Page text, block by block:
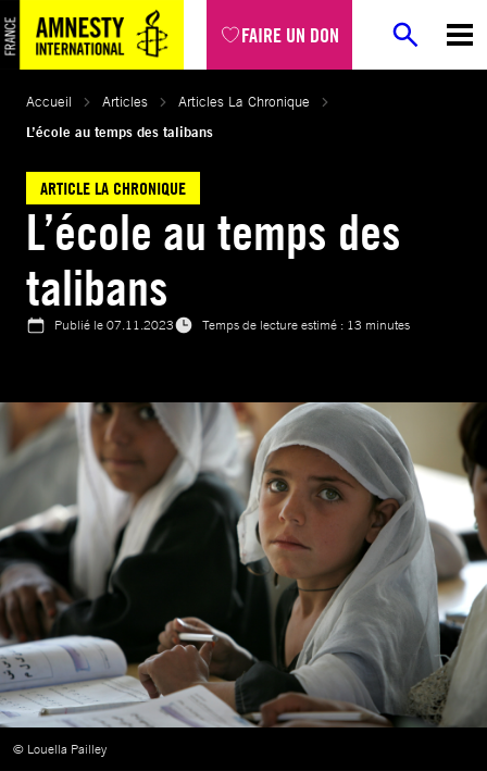
FAIRE UN DON
Aller
au
contenu
Accueil Articles
Articles La Chronique
L’école au temps des talibans
ARTICLE LA CHRONIQUE
L’école au temps des
talibans
Publié le07.11.2023 Temps de lecture estimé : 13 minutes
© Louella Pailley